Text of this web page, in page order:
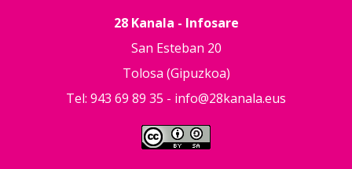
28 Kanala - Infosare
San Esteban 20
Tolosa (Gipuzkoa)
Tel: 943 69 89 35 - info@28kanala.eus